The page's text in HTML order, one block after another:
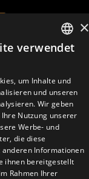
SWEDISH
DEUTSCH
×
verwendet
um Inhalte und
und unseren
Wir geben
Nutzung unserer
Werbe- und
die diese
Informationen
ihnen bereitgestellt
Rahmen Ihrer